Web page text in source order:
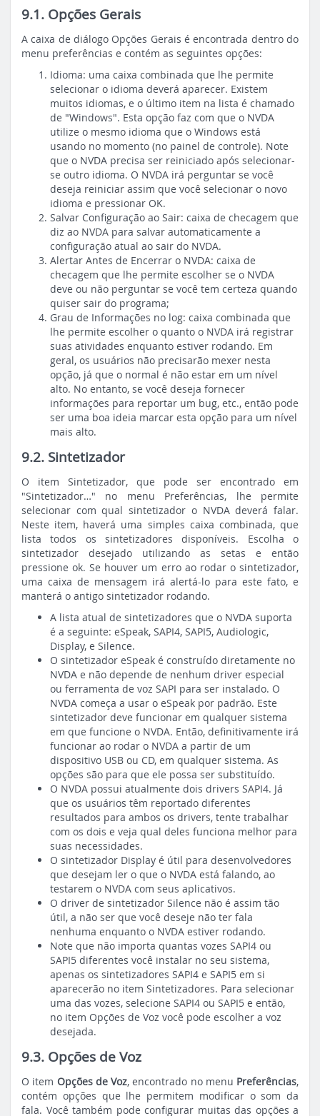
9.1. Opções Gerais
A caixa de diálogo Opções Gerais é encontrada dentro do
menu preferências e contém as seguintes opções:
Idioma: uma caixa combinada que lhe permite
selecionar o idioma deverá aparecer. Existem
muitos idiomas, e o último item na lista é chamado
de "Windows". Esta opção faz com que o NVDA
utilize o mesmo idioma que o Windows está
usando no momento (no painel de controle). Note
que o NVDA precisa ser reiniciado após selecionar-
se outro idioma. O NVDA irá perguntar se você
deseja reiniciar assim que você selecionar o novo
idioma e pressionar OK.
Salvar Configuração ao Sair: caixa de checagem que
diz ao NVDA para salvar automaticamente a
configuração atual ao sair do NVDA.
Alertar Antes de Encerrar o NVDA: caixa de
checagem que lhe permite escolher se o NVDA
deve ou não perguntar se você tem certeza quando
quiser sair do programa;
Grau de Informações no log: caixa combinada que
lhe permite escolher o quanto o NVDA irá registrar
suas atividades enquanto estiver rodando. Em
geral, os usuários não precisarão mexer nesta
opção, já que o normal é não estar em um nível
alto. No entanto, se você deseja fornecer
informações para reportar um bug, etc., então pode
ser uma boa ideia marcar esta opção para um nível
mais alto.
9.2. Sintetizador
O item Sintetizador, que pode ser encontrado em
"Sintetizador…" no menu Preferências, lhe permite
selecionar com qual sintetizador o NVDA deverá falar.
Neste item, haverá uma simples caixa combinada, que
lista todos os sintetizadores disponíveis. Escolha o
sintetizador desejado utilizando as setas e então
pressione ok. Se houver um erro ao rodar o sintetizador,
uma caixa de mensagem irá alertá-lo para este fato, e
manterá o antigo sintetizador rodando.
A lista atual de sintetizadores que o NVDA suporta
é a seguinte: eSpeak, SAPI4, SAPI5, Audiologic,
Display, e Silence.
O sintetizador eSpeak é construído diretamente no
NVDA e não depende de nenhum driver especial
ou ferramenta de voz SAPI para ser instalado. O
NVDA começa a usar o eSpeak por padrão. Este
sintetizador deve funcionar em qualquer sistema
em que funcione o NVDA. Então, definitivamente irá
funcionar ao rodar o NVDA a partir de um
dispositivo USB ou CD, em qualquer sistema. As
opções são para que ele possa ser substituído.
O NVDA possui atualmente dois drivers SAPI4. Já
que os usuários têm reportado diferentes
resultados para ambos os drivers, tente trabalhar
com os dois e veja qual deles funciona melhor para
suas necessidades.
O sintetizador Display é útil para desenvolvedores
que desejam ler o que o NVDA está falando, ao
testarem o NVDA com seus aplicativos.
O driver de sintetizador Silence não é assim tão
útil, a não ser que você deseje não ter fala
nenhuma enquanto o NVDA estiver rodando.
Note que não importa quantas vozes SAPI4 ou
SAPI5 diferentes você instalar no seu sistema,
apenas os sintetizadores SAPI4 e SAPI5 em si
aparecerão no item Sintetizadores. Para selecionar
uma das vozes, selecione SAPI4 ou SAPI5 e então,
no item Opções de Voz você pode escolher a voz
desejada.
9.3. Opções de Voz
O item Opções de Voz, encontrado no menu Preferências,
contém opções que lhe permitem modificar o som da
fala. Você também pode configurar muitas das opções a